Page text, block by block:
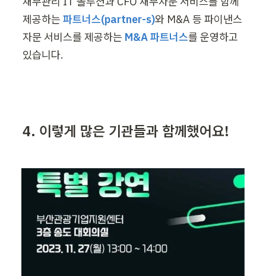
제공하는 파트너스(partner-s)와 M&A 등 파이낸스
자문 서비스를 제공하는 M&A 파트너스를 운영하고
있습니다.
4. 이렇게 많은 기관들과 함께했어요!